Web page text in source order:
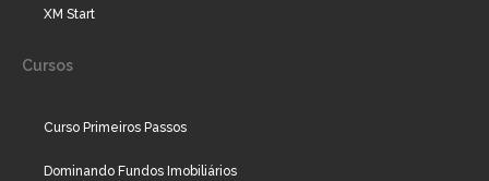
XM Start
Cursos
Curso Primeiros Passos
Dominando Fundos Imobiliários